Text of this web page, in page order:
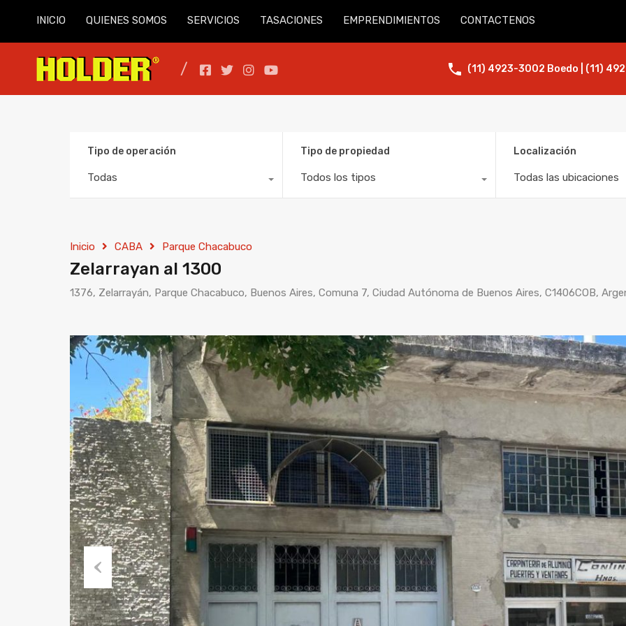
INICIO QUIENES SOMOS SERVICIOS TASACIONES EMPRENDIMIENTOS CONTACTENOS
(11) 4923-3002 Boedo | (11)
Tipo de operación
Todas
Tipo de propiedad
Todos los tipos
Localización
Todas las ubicaciones
Inicio CABA Parque Chacabuco
Zelarrayan al 1300
1376, Zelarrayán, Parque Chacabuco, Buenos Aires, Comuna 7, Ciudad Autónoma de Buenos Aires, C1406COB,
Previous